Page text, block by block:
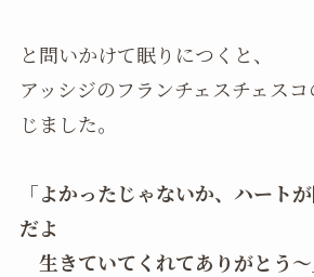
と問いかけて眠りにつくと、
アッシジのフランチェスチェス
じました。
「よかったじゃないか、ハート
だよ
生きていてくれてありがとう〜